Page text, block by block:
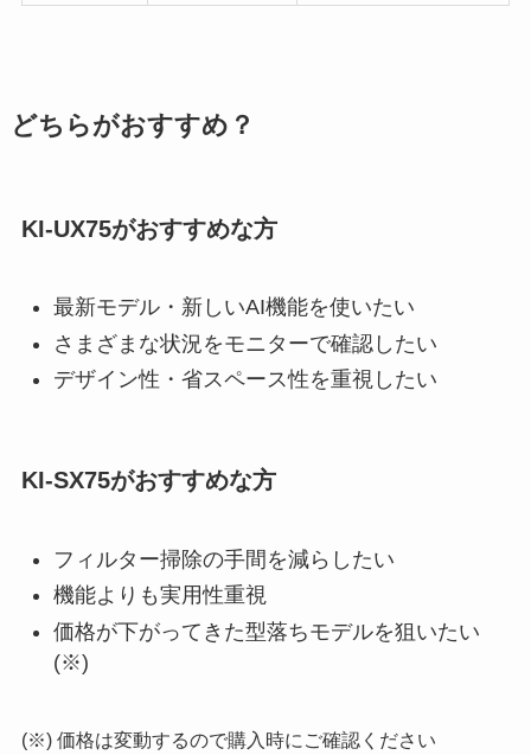
どちらがおすすめ？
KI-UX75がおすすめな方
最新モデル・新しいAI機能を使いたい
さまざまな状況をモニターで確認したい
デザイン性・省スペース性を重視したい
KI-SX75がおすすめな方
フィルター掃除の手間を減らしたい
機能よりも実用性重視
価格が下がってきた型落ちモデルを狙いたい
(※)
(※) 価格は変動するので購入時にご確認ください